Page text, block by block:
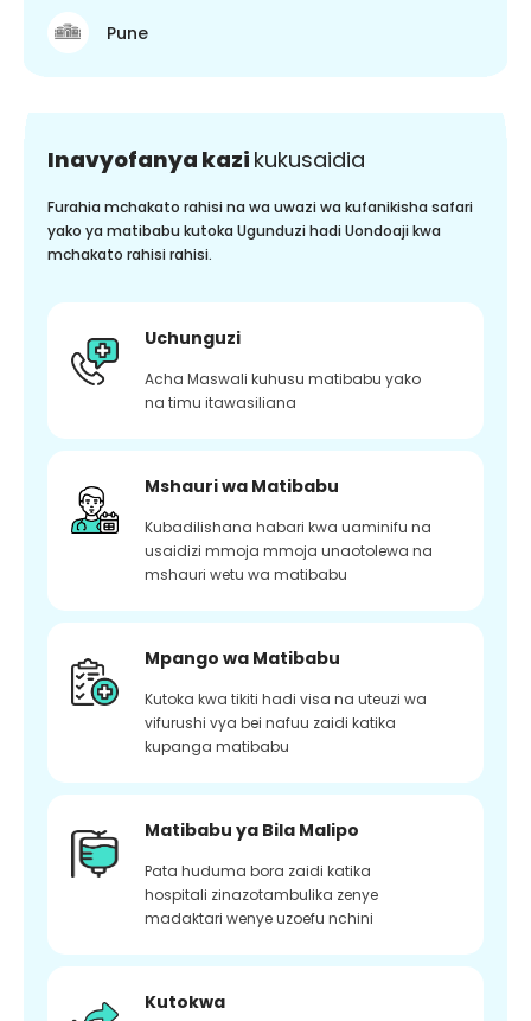
Pune
Inavyofanya kazi kukusaidia
Furahia mchakato rahisi na wa uwazi wa kufanikisha safari
yako ya matibabu kutoka Ugunduzi hadi Uondoaji kwa
mchakato rahisi rahisi.
Uchunguzi
Acha Maswali kuhusu matibabu yako
na timu itawasiliana
Mshauri wa Matibabu
Kubadilishana habari kwa uaminifu na
usaidizi mmoja mmoja unaotolewa na
mshauri wetu wa matibabu
Mpango wa Matibabu
Kutoka kwa tikiti hadi visa na uteuzi wa
vifurushi vya bei nafuu zaidi katika
kupanga matibabu
Matibabu ya Bila Malipo
Pata huduma bora zaidi katika
hospitali zinazotambulika zenye
madaktari wenye uzoefu nchini
Kutokwa